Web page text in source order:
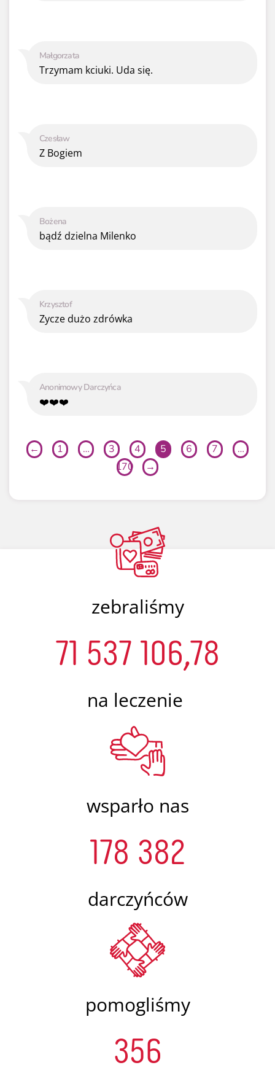
Anonimowy Darczyńca
❤️❤️❤️
Krzysztof
Zycze dużo zdrówka
Bożena
bądź dzielna Milenko
Czesław
Z Bogiem
Małgorzata
Trzymam kciuki. Uda się.
← 1 … 3 4 5 6 7
…
170
→
zebraliśmy
71 537 106,78
na leczenie
wsparło nas
178 382
darczyńców
pomogliśmy
356